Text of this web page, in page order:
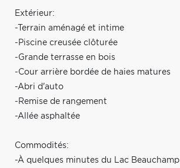
Extérieur:
-Terrain aménagé et intime
-Piscine creusée clôturée
-Grande terrasse en bois
-Cour arrière bordée de haies matures
-Abri d'auto
-Remise de rangement
-Allée asphaltée
Commodités:
-À quelques minutes du Lac Beauchamp